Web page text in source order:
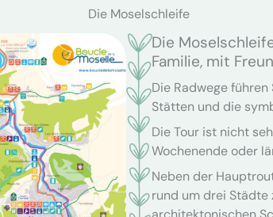
Die Moselschleife
Die
Familie, mit
Die Radwege
Stätten und die
Die Tour ist nicht
Wochenende oder
Neben der
rund um drei Städte